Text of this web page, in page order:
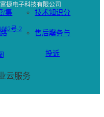
/集 技术知识分
享
售后服务与
投诉
捷电子科技有限公司
号-2
云服务